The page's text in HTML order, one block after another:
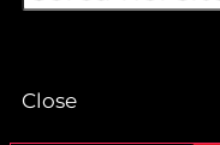
Close